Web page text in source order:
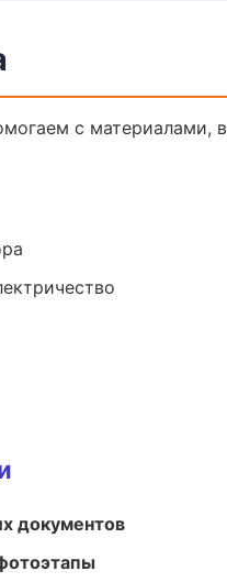
с
документов